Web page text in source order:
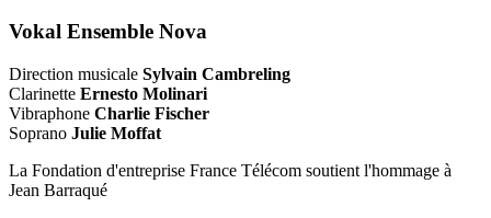
Vokal Ensemble Nova
Direction musicale Sylvain Cambreling
Clarinette Ernesto Molinari
Vibraphone Charlie Fischer
Soprano Julie Moffat
La Fondation d'entreprise France Télécom soutient l'hommage à
Jean Barraqué